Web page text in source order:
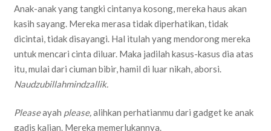
Anak-anak yang tangki cintanya kosong, mereka haus akan
kasih sayang. Mereka merasa tidak diperhatikan, tidak
dicintai, tidak disayangi. Hal itulah yang mendorong mereka
untuk mencari cinta diluar. Maka jadilah kasus-kasus dia atas
itu, mulai dari ciuman bibir, hamil di luar nikah, aborsi.
Naudzubillahmindzallik.
Pleaseayah please,alihkan perhatianmu dari gadget ke anak
gadis kalian. Mereka memerlukannya.